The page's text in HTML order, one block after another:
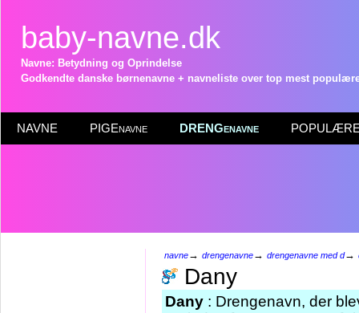
baby-navne.dk
Navne: Betydning og Oprindelse
Godkendte danske børnenavne + navneliste over top mest
NAVNE PIGEnavne DRENGenavne POPULÆRE
navne→ drengenavne→ drengenavne med d→
Dany
Dany : Drengenavn, der